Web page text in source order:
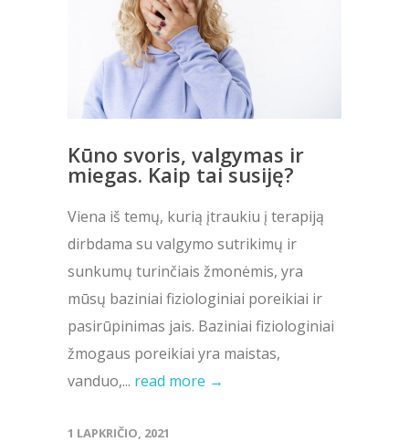
Kūno svoris, valgymas ir
miegas. Kaip tai susiję?
Viena iš temų, kurią įtraukiu į terapiją
dirbdama su valgymo sutrikimų ir
sunkumų turinčiais žmonėmis, yra
mūsų baziniai fiziologiniai poreikiai ir
pasirūpinimas jais. Baziniai fiziologiniai
žmogaus poreikiai yra maistas,
vanduo,... read more →
1 LAPKRIČIO, 2021